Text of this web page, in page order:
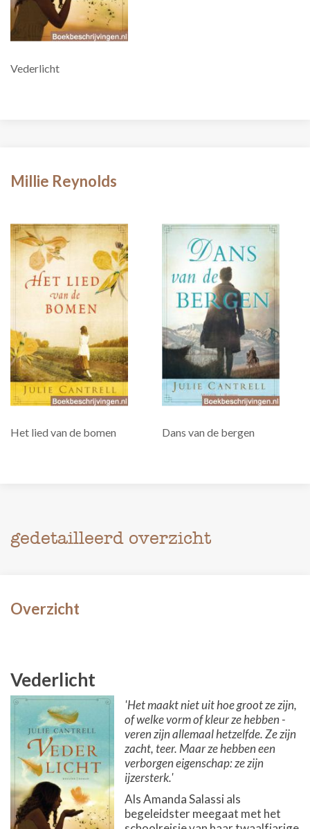
Vederlicht
Millie Reynolds
Het lied van de bomen Dans van de bergen
gedetailleerd overzicht
Overzicht
Vederlicht
'Het maakt niet uit hoe groot ze zijn,
of welke vorm of kleur ze hebben -
veren zijn allemaal hetzelfde. Ze zijn
zacht, teer. Maar ze hebben een
verborgen eigenschap: ze zijn
ijzersterk.'
Als Amanda Salassi als
begeleidster meegaat met het